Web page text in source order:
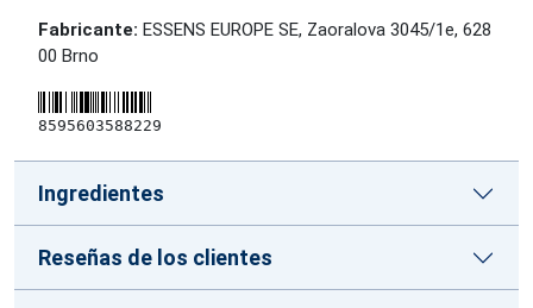
Fabricante: ESSENS EUROPE SE, Zaoralova 3045/1e, 628
00 Brno
8595603588229
Ingredientes
Reseñas de los clientes